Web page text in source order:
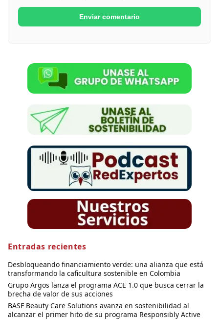
Entradas recientes
Desbloqueando financiamiento verde: una alianza que está
transformando la caficultura sostenible en Colombia
Grupo Argos lanza el programa ACE 1.0 que busca cerrar la
brecha de valor de sus acciones
BASF Beauty Care Solutions avanza en sostenibilidad al
alcanzar el primer hito de su programa Responsibly Active